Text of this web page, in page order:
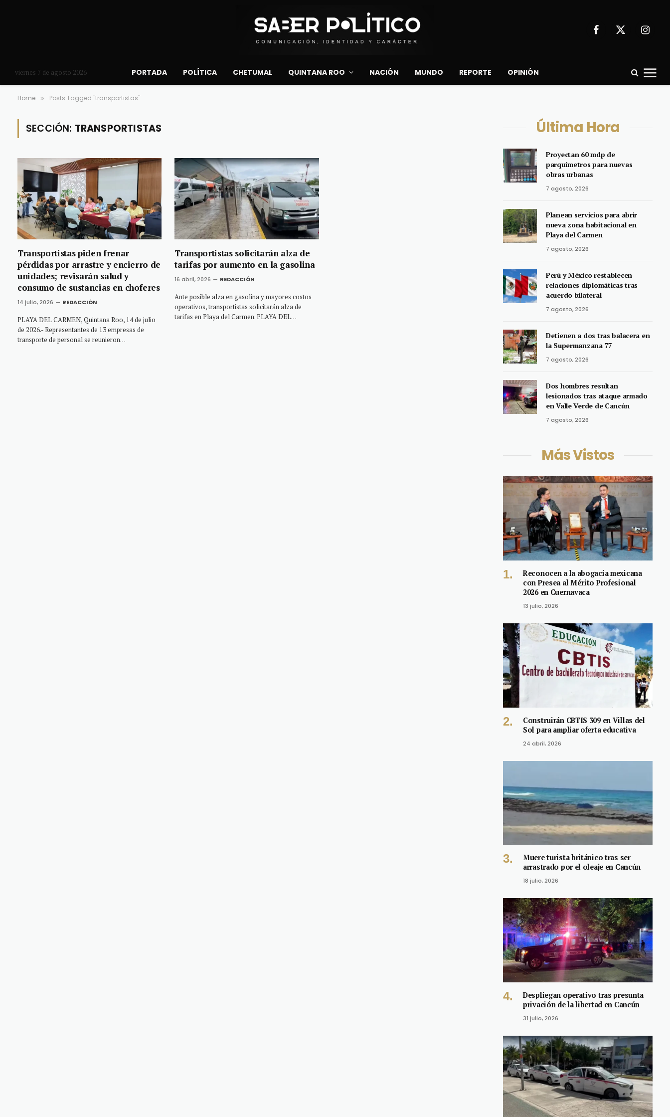
Facebook
X
viernes 7 de agosto 2026 PORTADA POLÍTICA CHETUMAL QUINTANA ROO NACIÓN MUNDO REPORTE OPINIÓN
Home » Posts Tagged "transportistas"
SECCIÓN: TRANSPORTISTAS
Transportistas piden frenar
pérdidas por arrastre y encierro de
unidades; revisarán salud y
consumo de sustancias en choferes
14 julio, 2026 REDACCIÓN
PLAYA DEL CARMEN, Quintana Roo, 14 de julio
de 2026.- Representantes de 13 empresas de
transporte de personal se reunieron…
Transportistas solicitarán alza de
tarifas por aumento en la gasolina
16 abril, 2026 REDACCIÓN
Ante posible alza en gasolina y mayores costos
operativos, transportistas solicitarán alza de
tarifas en Playa del Carmen. PLAYA DEL…
Última Hora
Proyectan 60 mdp de
parquímetros para nuevas
obras urbanas
7 agosto, 2026
Planean servicios para abrir
nueva zona habitacional en
Playa del Carmen
7 agosto, 2026
Perú y México restablecen
relaciones diplomáticas tras
acuerdo bilateral
7 agosto, 2026
Detienen a dos tras balacera en
la Supermanzana 77
7 agosto, 2026
Dos hombres resultan
lesionados tras ataque armado
en Valle Verde de Cancún
7 agosto, 2026
Más Vistos
Reconocen a la abogacía mexicana
con Presea al Mérito Profesional
2026 en Cuernavaca
13 julio, 2026
Construirán CBTIS 309 en Villas del
Sol para ampliar oferta educativa
24 abril, 2026
Muere turista británico tras ser
arrastrado por el oleaje en Cancún
18 julio, 2026
Despliegan operativo tras presunta
privación de la libertad en Cancún
31 julio, 2026